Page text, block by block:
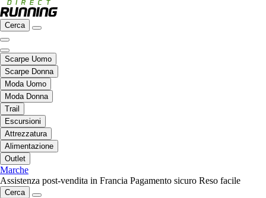
Cerca
Scarpe Uomo
Scarpe Donna
Moda Uomo
Moda Donna
Trail
Escursioni
Attrezzatura
Alimentazione
Outlet
Marche
Assistenza post-vendita in Francia Pagamento sicuro Reso facile
Cerca